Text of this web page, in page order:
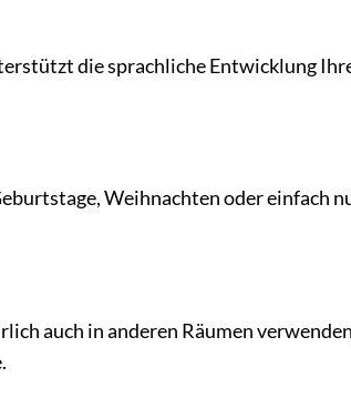
die sprachliche Entwicklung
Weihnachten oder einfach
auch in anderen Räumen